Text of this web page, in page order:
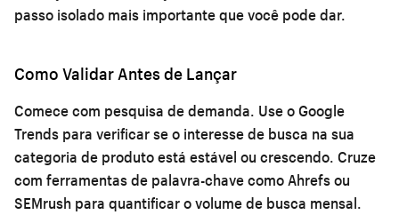
passo isolado mais importante que você pode dar.
Como Validar Antes de Lançar
Comece com pesquisa de demanda. Use o Google
Trends para verificar se o interesse de busca na sua
categoria de produto está estável ou crescendo. Cruze
com ferramentas de palavra-chave como Ahrefs ou
SEMrush para quantificar o volume de busca mensal.